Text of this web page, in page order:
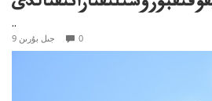
..
9 جىل بۇرىن 0